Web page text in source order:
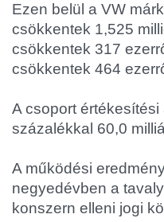
Ezen belül a VW
csökkentek 1,525
csökkentek 317
csökkentek 464
A csoport
százalékkal 60,0
A működési
negyedévben a
konszern elleni jogi